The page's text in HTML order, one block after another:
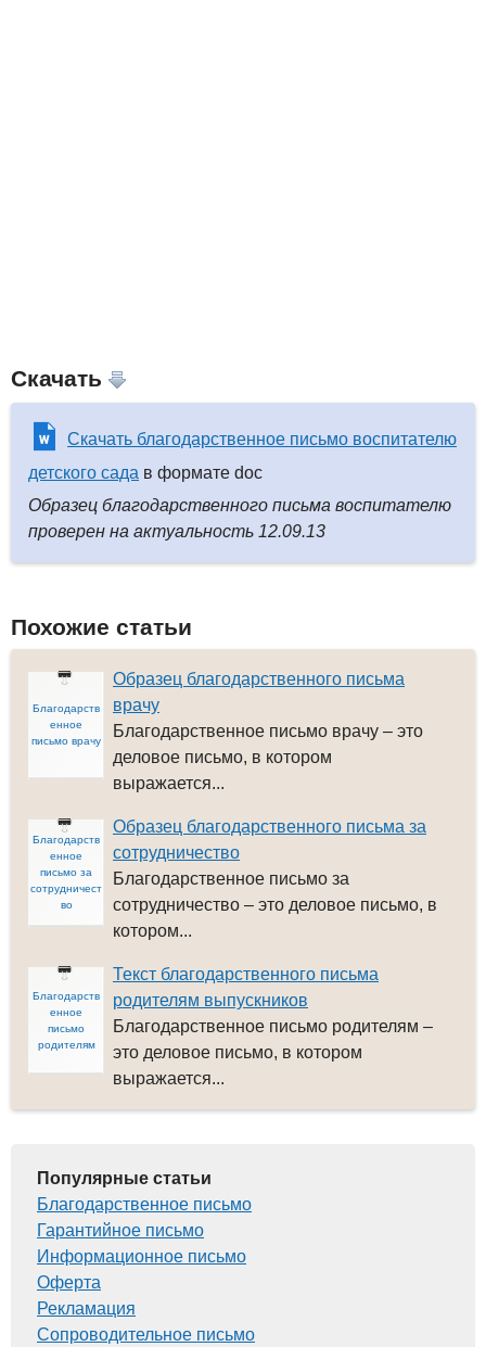
Скачать
Скачать благодарственное письмо воспитателю
детского сада в формате doc
Образец благодарственного письма воспитателю
проверен на актуальность 12.09.13
Похожие статьи
Благодарств
енное
письмо врачу
Образец благодарственного письма
врачу
Благодарственное письмо врачу – это
деловое письмо, в котором
выражается...
Благодарств
енное
письмо за
сотрудничест
во
Образец благодарственного письма за
сотрудничество
Благодарственное письмо за
сотрудничество – это деловое письмо, в
котором...
Благодарств
енное
письмо
родителям
Текст благодарственного письма
родителям выпускников
Благодарственное письмо родителям –
это деловое письмо, в котором
выражается...
Популярные статьи
Благодарственное письмо
Гарантийное письмо
Информационное письмо
Оферта
Рекламация
Сопроводительное письмо